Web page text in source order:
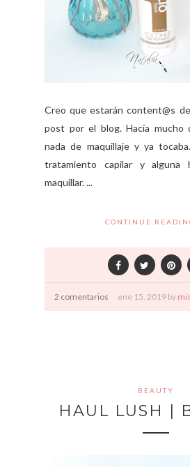
Creo que estarán content@s
post por el blog. Hacía mucho
nada de maquillaje y ya
tratamiento capilar y alguna
maquillar. ...
CONTINUE
2 comentarios ene 15, 2019 by
BEAUTY
HAUL LUSH |